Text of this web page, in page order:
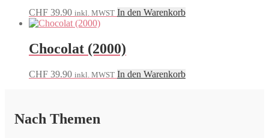
CHF 39.90 inkl. MWST In den Warenkorb
Chocolat (2000)
CHF 39.90 inkl. MWST In den Warenkorb
Nach Themen